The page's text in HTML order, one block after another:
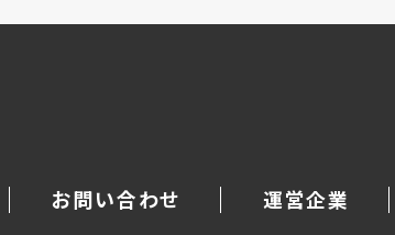
お問い合わせ 運営企業